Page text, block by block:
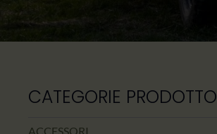
CATEGORIE PRODOTTO
ACCESSORI